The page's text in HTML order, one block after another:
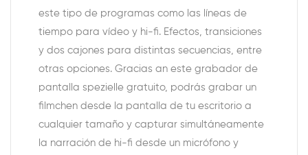
este tipo de programas como las líneas de
tiempo para vídeo y hi-fi. Efectos, transiciones
y dos cajones para distintas secuencias, entre
otras opciones. Gracias an este grabador de
pantalla spezielle gratuito, podrás grabar un
filmchen desde la pantalla de tu escritorio a
cualquier tamaño y capturar simultáneamente
la narración de hi-fi desde un micrófono y